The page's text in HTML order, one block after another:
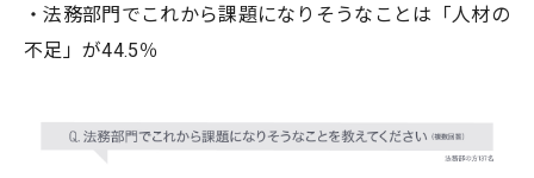
・法務部門でこれから課題になりそうなことは「人材の
不足」が44.5％